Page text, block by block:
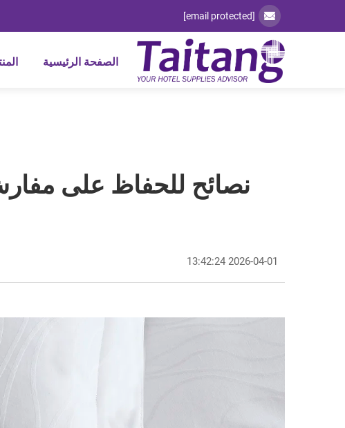
[email protected]
الصفحة الرئيسية
نصائح للحفاظ على
2026-04-01 13:42:24